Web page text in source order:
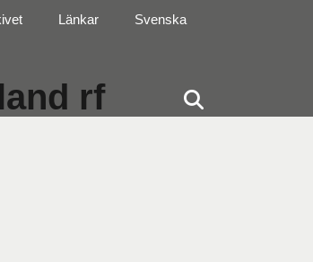
rf
Länkar Svenska